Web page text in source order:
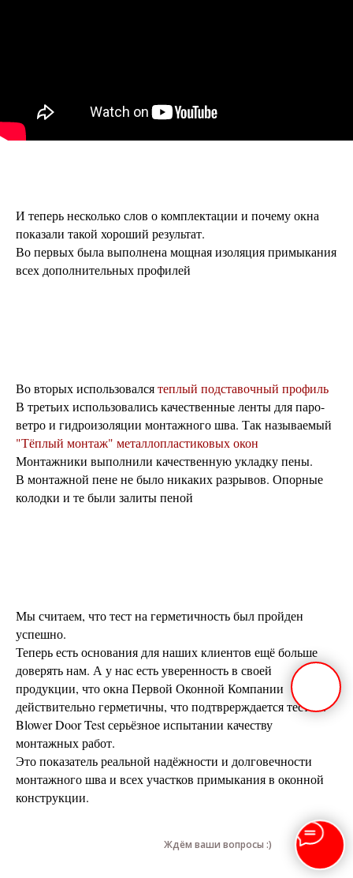
И теперь несколько слов о комплектации и почему окна
показали такой хороший результат.
Во первых была выполнена мощная изоляция примыкания
всех дополнительных профилей
Во вторых использовалсятеплый подставочный профиль
В третьих использовались качественные ленты для паро-
ветро и гидроизоляции монтажного шва. Так называемый
"Тёплый монтаж" металлопластиковых окон
Монтажники выполнили качественную укладку пены.
В монтажной пене не было никаких разрывов. Опорные
колодки и те были залиты пеной
Мы считаем, что тест на герметичность был пройден
успешно.
Теперь есть основания для наших клиентов ещё больше
доверять нам. А у нас есть уверенность в своей
продукции, что окна Первой Оконной Компании
действительно герметичны, что подтврерждается тестом.
Blower Door Test серьёзное испытании качеству
монтажных работ.
Это показатель реальной надёжности и долговечности
монтажного шва и всех участков примыкания в оконной
конструкции.
Ждём ваши вопросы :)